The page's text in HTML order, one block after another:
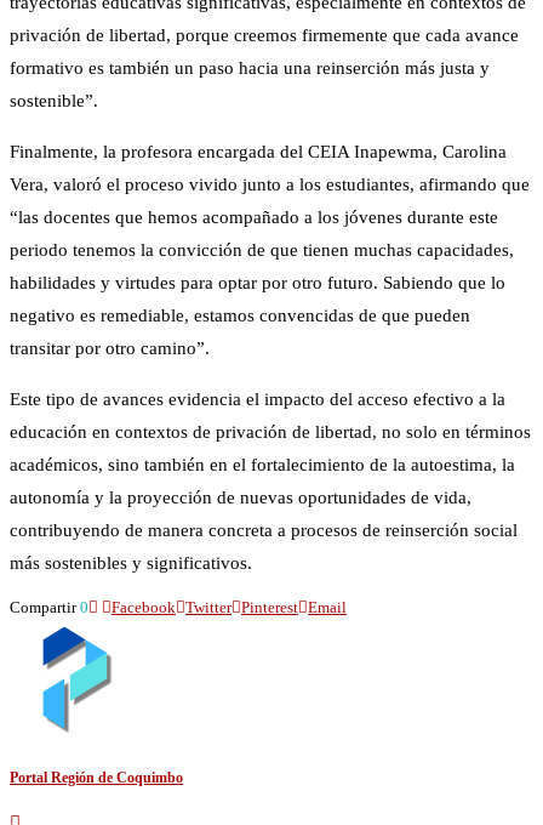
privación de libertad, porque creemos firmemente que cada avance
formativo es también un paso hacia una reinserción más justa y
sostenible”.
Finalmente, la profesora encargada del CEIA Inapewma, Carolina
Vera, valoró el proceso vivido junto a los estudiantes, afirmando que
“las docentes que hemos acompañado a los jóvenes durante este
periodo tenemos la convicción de que tienen muchas capacidades,
habilidades y virtudes para optar por otro futuro. Sabiendo que lo
negativo es remediable, estamos convencidas de que pueden
transitar por otro camino”.
Este tipo de avances evidencia el impacto del acceso efectivo a la
educación en contextos de privación de libertad, no solo en términos
académicos, sino también en el fortalecimiento de la autoestima, la
autonomía y la proyección de nuevas oportunidades de vida,
contribuyendo de manera concreta a procesos de reinserción social
más sostenibles y significativos.
Compartir 0 Facebook Twitter Pinterest Email
Portal Región de Coquimbo